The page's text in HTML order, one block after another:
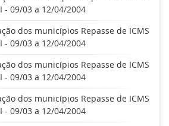
- 09/03 a 12/04/2004
dos municípios Repasse de ICMS
- 09/03 a 12/04/2004
dos municípios Repasse de ICMS
- 09/03 a 12/04/2004
dos municípios Repasse de ICMS
- 09/03 a 12/04/2004